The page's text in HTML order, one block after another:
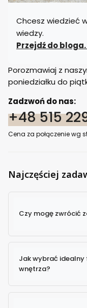
Chcesz wiedzieć
wiedzy.
Przejdź do bloga.
Porozmawiaj z
poniedziałku do
Zadzwoń do nas:
+48 515
Cena za połączenie wg
Najczęściej
Czy mogę zwrócić
Jak wybrać idealny
wnętrza?